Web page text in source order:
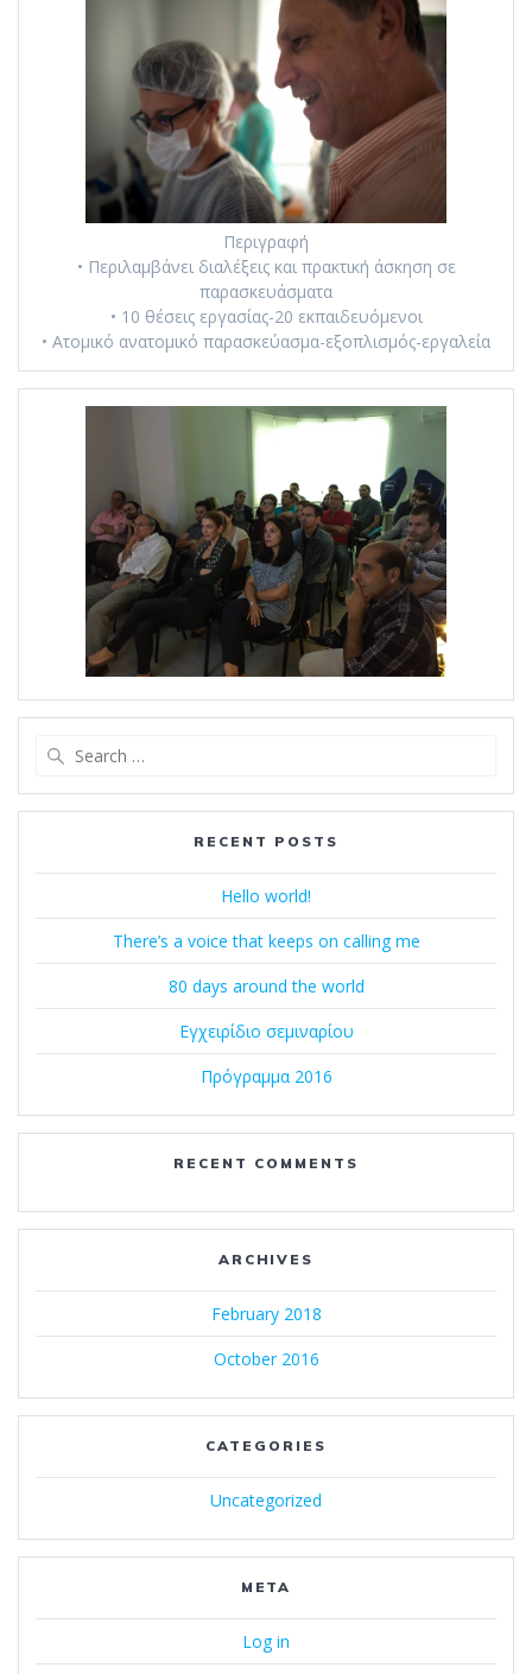
Περιγραφή
• Περιλαμβάνει διαλέξεις και πρακτική άσκηση σε
παρασκευάσματα
• 10 θέσεις εργασίας-20 εκπαιδευόμενοι
• Ατομικό ανατομικό παρασκεύασμα-εξοπλισμός-εργαλεία
RECENT POSTS
Hello world!
There’s a voice that keeps on calling me
80 days around the world
Εγχειρίδιο σεμιναρίου
Πρόγραμμα 2016
RECENT COMMENTS
ARCHIVES
February 2018
October 2016
CATEGORIES
Uncategorized
META
Log in